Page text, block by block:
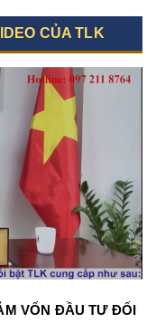
CỦA TLK
VỐN ĐẦU TƯ ĐỐI